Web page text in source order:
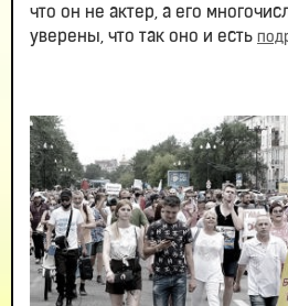
что он не актер, а его
уверены, что так оно и есть